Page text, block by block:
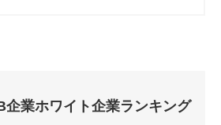
企業ホワイト企業ランキング